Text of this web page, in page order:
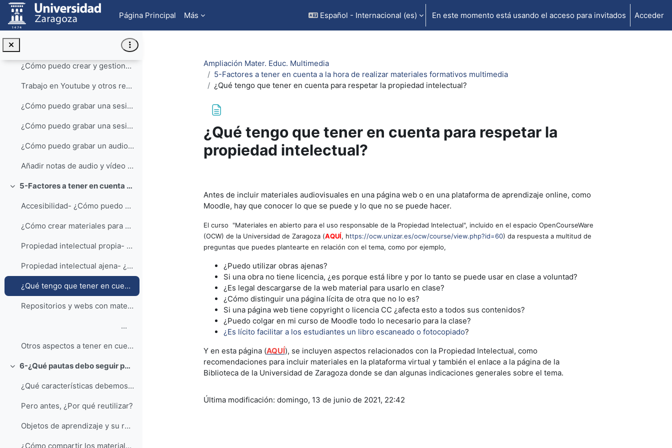
Salta al contenido principal
Página Principal
Más Español - Internacional ‎(es)‎ En este momento está usando el acceso para invitados Acceder
Evaluación de los materiales
Colapsar 4-¿Cuál es la mejor forma de incluir un vídeo en mi curso de Moodle?
¿Cómo puedo crear y gestionar canales en YouTube? ...
Trabajo en Youtube y otros repositorios remotos
¿Cómo puedo grabar una sesión tutorial con los alu...
¿Cómo puedo grabar una sesión tutorial con los alumnos de mi asignatura dentro de mi curso Moodle?
¿Cómo puedo grabar un audio o un vídeo directament...
Añadir notas de audio y vídeo directamente en el material que generamos en Moodle
Colapsar 5-Factores a tener en cuenta a la hora de realizar materiales formativos multimedia
Accesibilidad- ¿Cómo puedo crear materiales que pu...
¿Cómo crear materiales para que puedan ser utilizados por personas con problemas visuales o de audición?
Propiedad intelectual propia- ¿Cómo puedo proteger...
Propiedad intelectual ajena- ¿Qué tengo que tener ...
¿Qué tengo que tener en cuenta para respetar la propiedad intelectual?
Repositorios y webs con materiales abiertos (Música e Imágenes)
...
Otros aspectos a tener en cuenta en la creación de materiales formativos
Colapsar 6-¿Qué pautas debo seguir para que mis materiales se puedan reutilizar?
¿Qué características debemos proporcionar a los ma...
Pero antes, ¿Por qué reutilizar?
Objetos de aprendizaje y su reutilización
¿Cómo compartir los materiales que genero en Moodle?
Ampliación Mater. Educ. Multimedia
5-Factores a tener en cuenta a la hora de realizar materiales formativos multimedia
¿Qué tengo que tener en cuenta para respetar la propiedad intelectual?
¿Qué tengo que tener en cuenta para respetar la
propiedad intelectual?
Antes de incluir materiales audiovisuales en una página web o en una plataforma de aprendizaje online, como
Moodle, hay que conocer lo que se puede y lo que no se puede hacer.
El curso "Materiales en abierto para el uso responsable de la Propiedad Intelectual", incluido en el espacio OpenCourseWare
(OCW) de la Universidad de Zaragoza (AQUÍ, https://ocw.unizar.es/ocw/course/view.php?id=60) da respuesta a multitud de
preguntas que puedes plantearte en relación con el tema, como por ejemplo,
¿Puedo utilizar obras ajenas?
Si una obra no tiene licencia, ¿es porque está libre y por lo tanto se puede usar en clase a voluntad?
¿Es legal descargarse de la web material para usarlo en clase?
¿Cómo distinguir una página lícita de otra que no lo es?
Si una página web tiene copyright o licencia CC ¿afecta esto a todos sus contenidos?
¿Puedo colgar en mi curso de Moodle todo lo necesario para la clase?
¿Es lícito facilitar a los estudiantes un libro escaneado o fotocopiado?
Y en esta página (AQUÍ), se incluyen aspectos relacionados con la Propiedad Intelectual, como
recomendaciones para incluir materiales en la plataforma virtual y también el enlace a la página de la
Biblioteca de la Universidad de Zaragoza donde se dan algunas indicaciones generales sobre el tema.
Última modificación: domingo, 13 de junio de 2021, 22:42